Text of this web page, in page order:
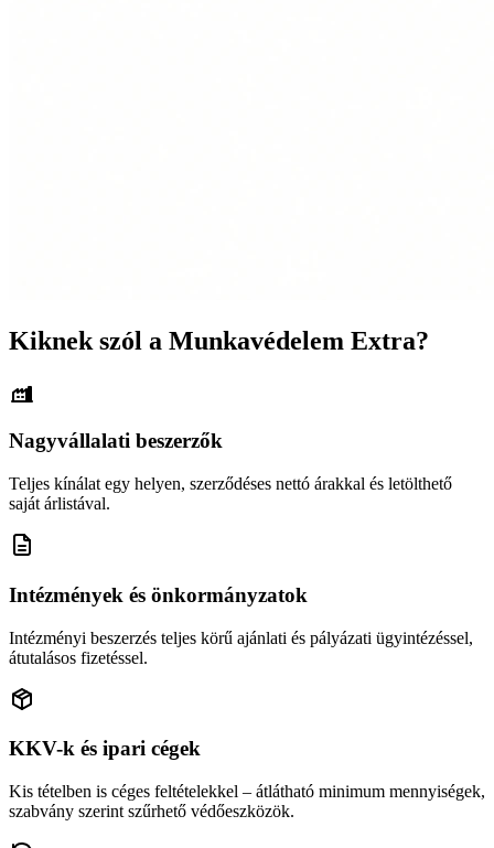
Kiknek szól a Munkavédelem Extra?
Nagyvállalati beszerzők
Teljes kínálat egy helyen, szerződéses nettó árakkal és letölthető
saját árlistával.
Intézmények és önkormányzatok
Intézményi beszerzés teljes körű ajánlati és pályázati ügyintézéssel,
átutalásos fizetéssel.
KKV-k és ipari cégek
Kis tételben is céges feltételekkel – átlátható minimum mennyiségek,
szabvány szerint szűrhető védőeszközök.